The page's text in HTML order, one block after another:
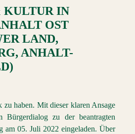
KULTUR IN
OST
LAND,
ANHALT-
haben. Mit dieser klaren Ansage
Bürgerdialog zu der beantragten
am 05. Juli 2022 eingeladen. Über